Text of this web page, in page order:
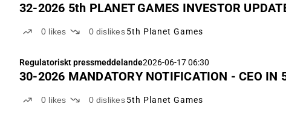
32-2026 5th PLANET GAMES INVESTOR
0 likes 0 dislikes 5th Planet Games
Regulatoriskt pressmeddelande2026-06-17 06:30
30-2026 MANDATORY NOTIFICATION - CEO IN
0 likes 0 dislikes 5th Planet Games